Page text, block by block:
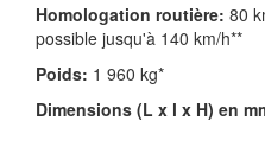
Homologation routière: 80
possible jusqu'à 140 km/h**
Poids: 1 960 kg*
Dimensions (L x l x H) en